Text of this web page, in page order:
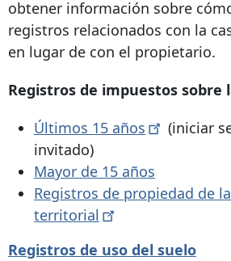
obtener información sobre
registros relacionados con la
en lugar de con el propietario.
Registros de impuestos sobre
Últimos 15 años
(iniciar
invitado)
Mayor de 15 años
Registros de propiedad de
territorial
Registros de uso del suelo